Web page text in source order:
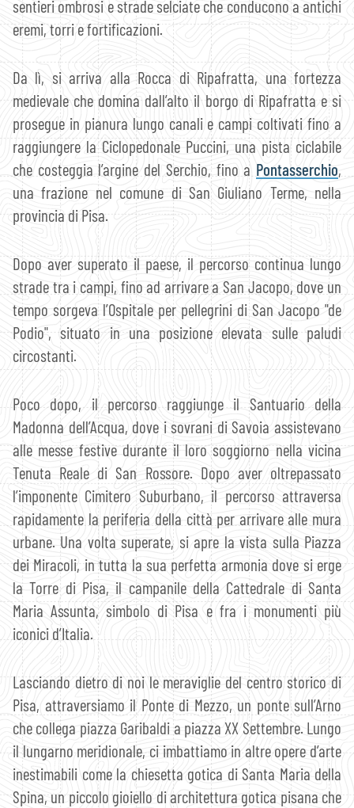
sentieri ombrosi e strade selciate che conducono a antichi
eremi, torri e fortificazioni.
Da lì, si arriva alla Rocca di Ripafratta, una fortezza
medievale che domina dall’alto il borgo di Ripafratta e si
prosegue in pianura lungo canali e campi coltivati fino a
raggiungere la Ciclopedonale Puccini, una pista ciclabile
che costeggia l’argine del Serchio, fino a Pontasserchio,
una frazione nel comune di San Giuliano Terme, nella
provincia di Pisa.
Dopo aver superato il paese, il percorso continua lungo
strade tra i campi, fino ad arrivare a San Jacopo, dove un
tempo sorgeva l’Ospitale per pellegrini di San Jacopo "de
Podio", situato in una posizione elevata sulle paludi
circostanti.
Poco dopo, il percorso raggiunge il Santuario della
Madonna dell’Acqua, dove i sovrani di Savoia assistevano
alle messe festive durante il loro soggiorno nella vicina
Tenuta Reale di San Rossore. Dopo aver oltrepassato
l’imponente Cimitero Suburbano, il percorso attraversa
rapidamente la periferia della città per arrivare alle mura
urbane. Una volta superate, si apre la vista sulla Piazza
dei Miracoli, in tutta la sua perfetta armonia dove si erge
la Torre di Pisa, il campanile della Cattedrale di Santa
Maria Assunta, simbolo di Pisa e fra i monumenti più
iconici d’Italia.
Lasciando dietro di noi le meraviglie del centro storico di
Pisa, attraversiamo il Ponte di Mezzo, un ponte sull’Arno
che collega piazza Garibaldi a piazza XX Settembre. Lungo
il lungarno meridionale, ci imbattiamo in altre opere d’arte
inestimabili come la chiesetta gotica di Santa Maria della
Spina, un piccolo gioiello di architettura gotica pisana che